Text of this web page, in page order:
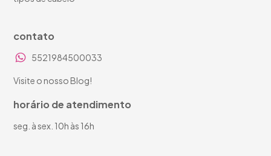
contato
5521984500033
Visite o nosso Blog!
horário de atendimento
seg. à sex. 10h às 16h